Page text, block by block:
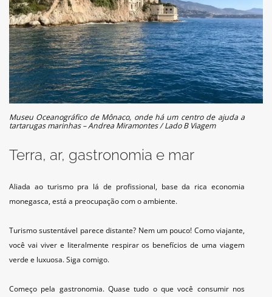
Museu Oceanográfico de Mônaco, onde há um centro de ajuda a
tartarugas marinhas – Andrea Miramontes / Lado B Viagem
Terra, ar, gastronomia e mar
Aliada ao turismo pra lá de profissional, base da rica economia
monegasca, está a preocupação com o ambiente.
Turismo sustentável parece distante? Nem um pouco! Como viajante,
você vai viver e literalmente respirar os benefícios de uma viagem
verde e luxuosa. Siga comigo.
Começo pela gastronomia. Quase tudo o que você consumir nos